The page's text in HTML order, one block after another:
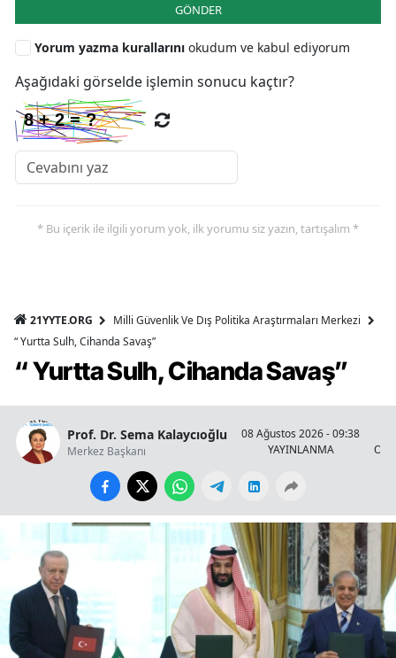
GÖNDER
Yorum yazma kurallarını okudum ve kabul ediyorum
Aşağıdaki görselde işlemin sonucu kaçtır?
* Bu içerik ile ilgili yorum yok, ilk yorumu siz yazın, tartışalım *
21YYTE.ORG
Milli Güvenlik Ve Dış Politika Araştırmaları Merkezi
“ Yurtta Sulh, Cihanda Savaş”
“ Yurtta Sulh, Cihanda Savaş”
Prof. Dr. Sema Kalaycıoğlu
Merkez Başkanı
08 Ağustos 2026 - 09:38
YAYINLANMA